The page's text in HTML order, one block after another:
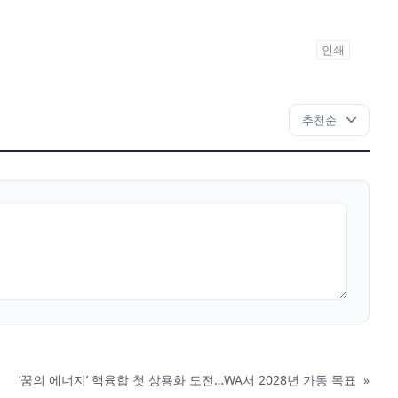
인쇄
‘꿈의 에너지’ 핵융합 첫 상용화 도전…WA서 2028년 가동 목표 »